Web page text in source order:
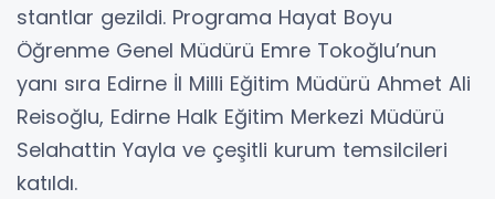
stantlar gezildi. Programa Hayat Boyu
Öğrenme Genel Müdürü Emre Tokoğlu’nun
yanı sıra Edirne İl Milli Eğitim Müdürü Ahmet Ali
Reisoğlu, Edirne Halk Eğitim Merkezi Müdürü
Selahattin Yayla ve çeşitli kurum temsilcileri
katıldı.